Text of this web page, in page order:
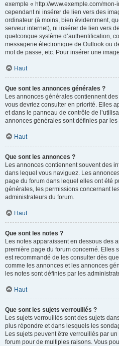
exemple « http://www.exemple.com/
cependant ni insérer de lien vers des
ordinateur (à moins, bien évidemment,
serveur internet), ni insérer de lien vers
quelconque système d’authentification,
messagerie électronique de Outlook ou
mot de passe, etc. Pour insérer une
Haut
Que sont les annonces générales ?
Les annonces générales contiennent
vous devriez consulter en priorité. Elles
et dans le panneau de contrôle de
annonces générales sont définies par
Haut
Que sont les annonces ?
Les annonces contiennent souvent des
dans lequel vous naviguez. Les
page du forum dans lequel elles ont été
générales, les permissions concernant
administrateurs du forum.
Haut
Que sont les notes ?
Les notes apparaissent en dessous des
première page du forum concerné. Elles
est recommandé de les consulter dès
comme les annonces et les annonces
les notes sont définies par les
Haut
Que sont les sujets verrouillés ?
Les sujets verrouillés sont des sujets
plus répondre et dans lesquels les
Les sujets peuvent être verrouillés par
forum pour de multiples raisons. Vous